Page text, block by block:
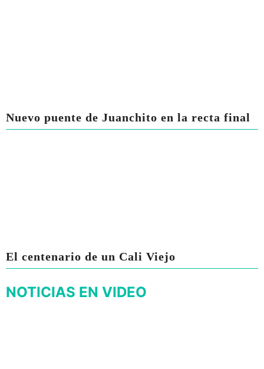
Nuevo puente de Juanchito en la recta final
El centenario de un Cali Viejo
NOTICIAS EN VIDEO